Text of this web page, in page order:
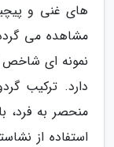
های غنی و
مشاهده می
نمونه ای
دارد. ترکیب
منحصر به فرد،
استفاده از